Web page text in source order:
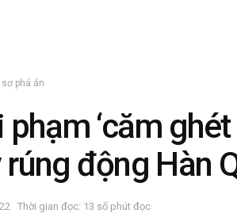
sơ phá án
‘căm
rúng động Hàn
Thời gian đọc: 13 số phút đọc